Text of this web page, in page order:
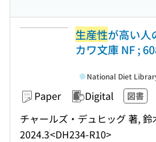
生産性が高い人
カワ文庫 NF ;
Paper Digital 図書
チャールズ・デュヒッグ 著, 鈴
2024.3<DH234-R10>
National Diet